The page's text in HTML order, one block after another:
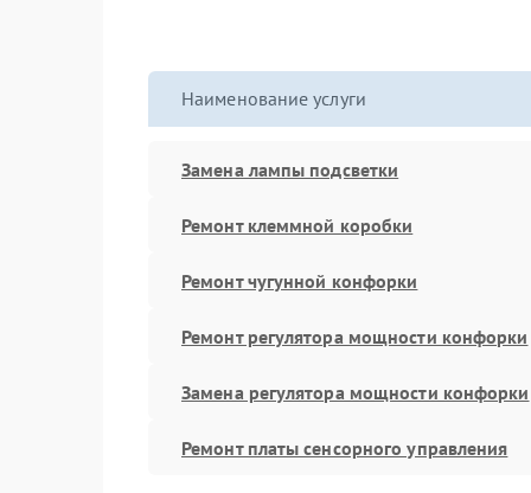
Наименование услуги
Замена лампы подсветки
Ремонт клеммной коробки
Ремонт чугунной конфорки
Ремонт регулятора мощности конфорки
Замена регулятора мощности конфорки
Ремонт платы сенсорного управления